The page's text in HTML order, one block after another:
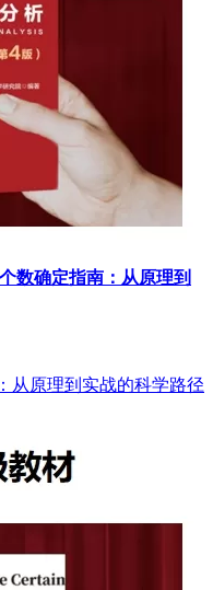
数确定指南：从原理到
从原理到实战的科学路径